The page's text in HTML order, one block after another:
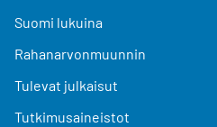
Suomi lukuina
Rahanarvonmuunnin
Tulevat julkaisut
Tutkimusaineistot